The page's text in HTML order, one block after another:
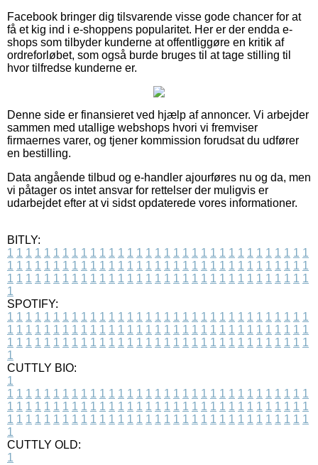
Facebook bringer dig tilsvarende visse gode chancer for at
få et kig ind i e-shoppens popularitet. Her er der endda e-
shops som tilbyder kunderne at offentliggøre en kritik af
ordreforløbet, som også burde bruges til at tage stilling til
hvor tilfredse kunderne er.
Denne side er finansieret ved hjælp af annoncer. Vi arbejder
sammen med utallige webshops hvori vi fremviser
firmaernes varer, og tjener kommission forudsat du udfører
en bestilling.
Data angående tilbud og e-handler ajourføres nu og da, men
vi påtager os intet ansvar for rettelser der muligvis er
udarbejdet efter at vi sidst opdaterede vores informationer.
BITLY:
1 1 1 1 1 1 1 1 1 1 1 1 1 1 1 1 1 1 1 1 1 1 1 1 1 1 1 1 1 1 1 1 1
1 1 1 1 1 1 1 1 1 1 1 1 1 1 1 1 1 1 1 1 1 1 1 1 1 1 1 1 1 1 1 1 1
1 1 1 1 1 1 1 1 1 1 1 1 1 1 1 1 1 1 1 1 1 1 1 1 1 1 1 1 1 1 1 1 1
1
SPOTIFY:
1 1 1 1 1 1 1 1 1 1 1 1 1 1 1 1 1 1 1 1 1 1 1 1 1 1 1 1 1 1 1 1 1
1 1 1 1 1 1 1 1 1 1 1 1 1 1 1 1 1 1 1 1 1 1 1 1 1 1 1 1 1 1 1 1 1
1 1 1 1 1 1 1 1 1 1 1 1 1 1 1 1 1 1 1 1 1 1 1 1 1 1 1 1 1 1 1 1 1
1
CUTTLY BIO:
1
1 1 1 1 1 1 1 1 1 1 1 1 1 1 1 1 1 1 1 1 1 1 1 1 1 1 1 1 1 1 1 1 1
1 1 1 1 1 1 1 1 1 1 1 1 1 1 1 1 1 1 1 1 1 1 1 1 1 1 1 1 1 1 1 1 1
1 1 1 1 1 1 1 1 1 1 1 1 1 1 1 1 1 1 1 1 1 1 1 1 1 1 1 1 1 1 1 1 1
1
CUTTLY OLD:
1